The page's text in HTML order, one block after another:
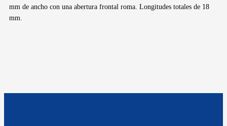
mm de ancho con una abertura frontal roma. Longitudes totales de 18
mm.